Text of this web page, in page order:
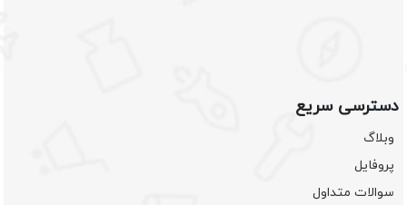
دسترسی سریع
وبلاگ
پروفایل
سوالات متداول